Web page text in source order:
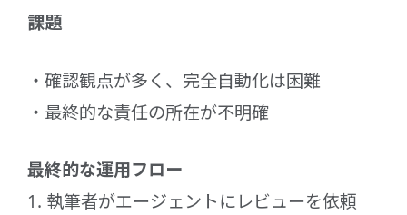
課題
確認観点が多く、完全自動化は困難
最終的な責任の所在が不明確
最終的な運用フロー
1. 執筆者がエージェントにレビューを依頼